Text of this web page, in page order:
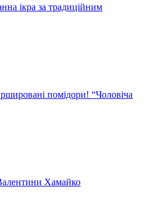
ікра за традиційним
помідори! “Чоловіча
Хамайко